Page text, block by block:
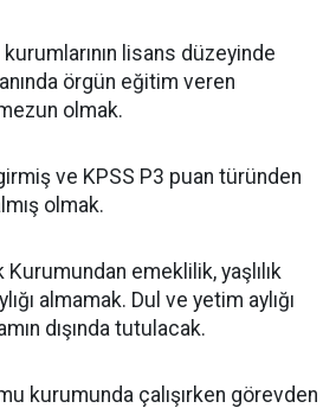
lisans düzeyinde
örgün eğitim veren
olmak.
ve KPSS P3 puan türünden
olmak.
emeklilik, yaşlılık
almamak. Dul ve yetim aylığı
dışında tutulacak.
kurumunda çalışırken görevden